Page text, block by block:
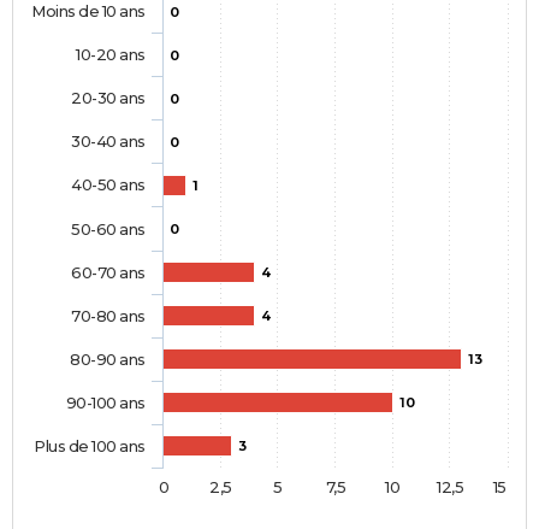
0
0
0
0
1
0
4
4
13
10
3
Moins de 10 ans
10-20 ans
20-30 ans
30-40 ans
40-50 ans
50-60 ans
60-70 ans
70-80 ans
80-90 ans
90-100 ans
Plus de 100 ans
0 2,5 5 7,5 10 12,5 15